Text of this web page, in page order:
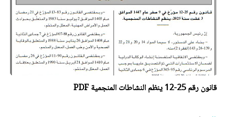
قانون رقم 25-12 ينظم النشاطات المنجمية PDF